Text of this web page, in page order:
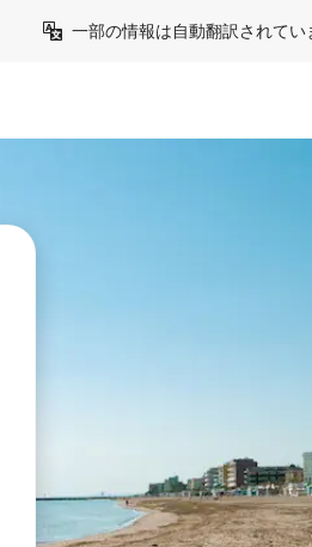
一部の情報は自動翻訳されてい
るか、画面をタッチまたはスワイプ